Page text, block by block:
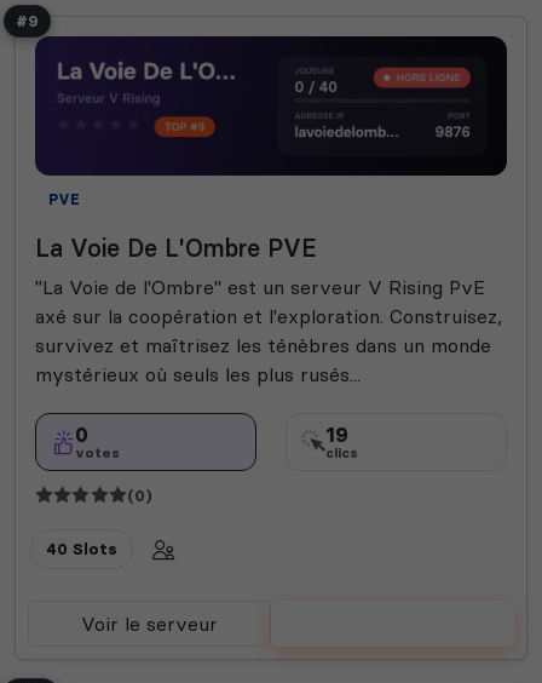
#9
PVE
La Voie De L'Ombre PVE
"La Voie de l'Ombre" est un serveur V Rising PvE
axé sur la coopération et l'exploration. Construisez,
survivez et maîtrisez les ténèbres dans un monde
mystérieux où seuls les plus rusés...
0
votes
19
clics
(0)
40 Slots
Voir le serveur